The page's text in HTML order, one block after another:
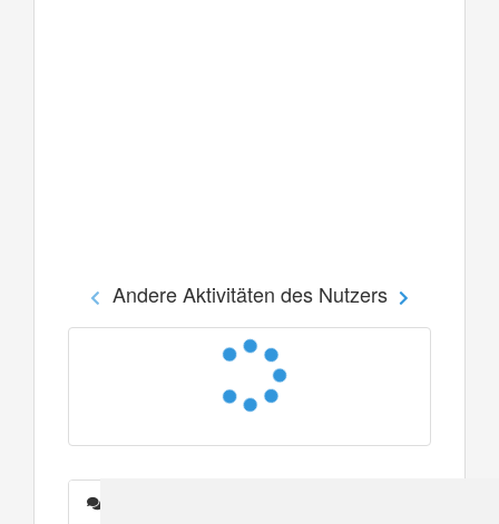
Andere Aktivitäten des Nutzers